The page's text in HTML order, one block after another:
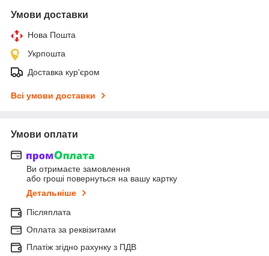
Умови доставки
Нова Пошта
Укрпошта
Доставка кур'єром
Всі умови доставки
Умови оплати
Ви отримаєте замовлення
або гроші повернуться на вашу картку
Детальніше
Післяплата
Оплата за реквізитами
Платіж згідно рахунку з ПДВ